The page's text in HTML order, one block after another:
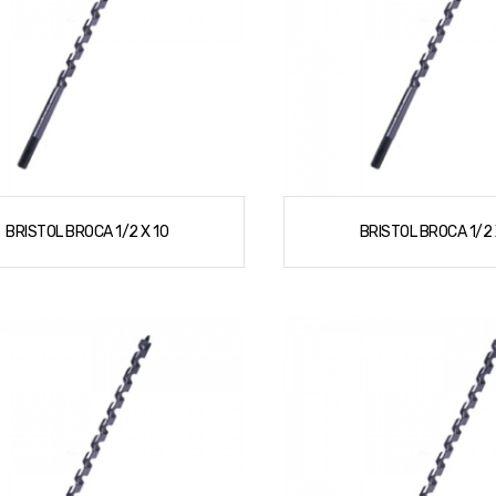
BRISTOL BROCA 1/2 X 10 BRISTOL BROCA 1/2